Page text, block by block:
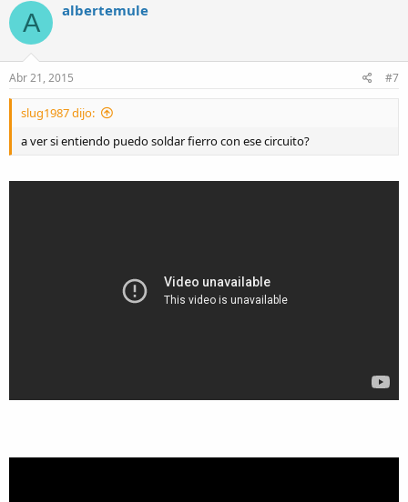
A albertemule
Abr 21, 2015 #7
slug1987 dijo:
a ver si entiendo puedo soldar fierro con ese circuito?